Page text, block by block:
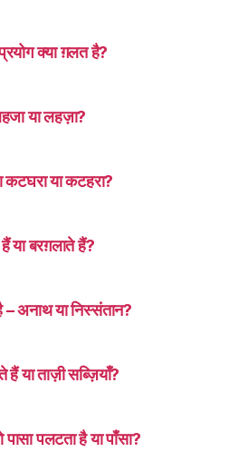
क्या ग़लत है?
या लहज़ा?
कटघरा या कटहरा?
या बरग़लाते हैं?
– अनाथ या निस्संतान?
या ताज़ी सब्ज़ियाँ?
पलटता है या पाँसा?